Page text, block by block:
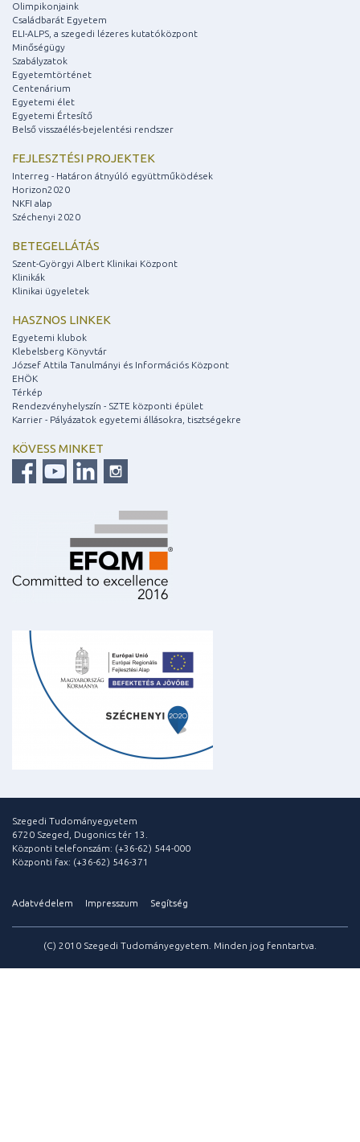
Olimpikonjaink
Családbarát Egyetem
ELI-ALPS, a szegedi lézeres kutatóközpont
Minőségügy
Szabályzatok
Egyetemtörténet
Centenárium
Egyetemi élet
Egyetemi Értesítő
Belső visszaélés-bejelentési rendszer
FEJLESZTÉSI PROJEKTEK
Interreg - Határon átnyúló együttműködések
Horizon2020
NKFI alap
Széchenyi 2020
BETEGELLÁTÁS
Szent-Györgyi Albert Klinikai Központ
Klinikák
Klinikai ügyeletek
HASZNOS LINKEK
Egyetemi klubok
Klebelsberg Könyvtár
József Attila Tanulmányi és Információs Központ
EHÖK
Térkép
Rendezvényhelyszín - SZTE központi épület
Karrier - Pályázatok egyetemi állásokra, tisztségekre
KÖVESS MINKET
Szegedi Tudományegyetem
6720 Szeged, Dugonics tér 13.
Központi telefonszám: (+36-62) 544-000
Központi fax: (+36-62) 546-371
Adatvédelem Impresszum Segítség
(C) 2010 Szegedi Tudományegyetem. Minden jog fenntartva.